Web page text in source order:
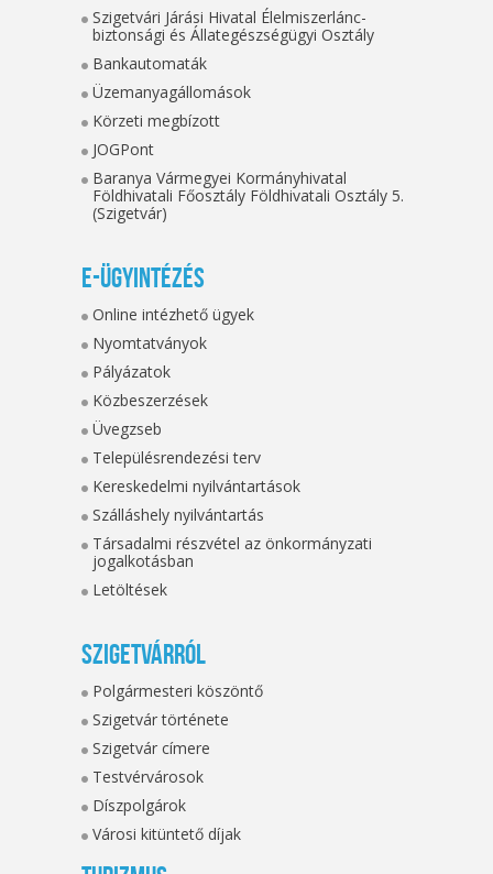
Szigetvári Járási Hivatal Élelmiszerlánc-
biztonsági és Állategészségügyi Osztály
Bankautomaták
Üzemanyagállomások
Körzeti megbízott
JOGPont
Baranya Vármegyei Kormányhivatal
Földhivatali Főosztály Földhivatali Osztály 5.
(Szigetvár)
E-ügyintézés
Online intézhető ügyek
Nyomtatványok
Pályázatok
Közbeszerzések
Üvegzseb
Településrendezési terv
Kereskedelmi nyilvántartások
Szálláshely nyilvántartás
Társadalmi részvétel az önkormányzati
jogalkotásban
Letöltések
Szigetvárról
Polgármesteri köszöntő
Szigetvár története
Szigetvár címere
Testvérvárosok
Díszpolgárok
Városi kitüntető díjak